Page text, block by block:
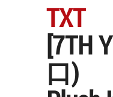
TXT
[7TH
口)